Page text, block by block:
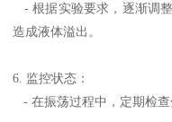
- 根据实验要求，逐渐调
造成液体溢出。
6. 监控状态：
- 在振荡过程中，定期检查